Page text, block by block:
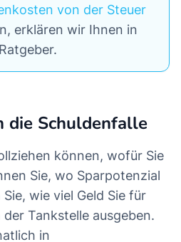
von der Steuer
erklären wir Ihnen in
die Schuldenfalle
können, wofür Sie
Sie, wo Sparpotenzial
wie viel Geld Sie für
Tankstelle ausgeben.
in